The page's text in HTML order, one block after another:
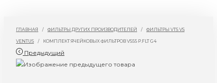
ГЛАВНАЯ / ФИЛЬТРЫ ДРУГИХ ПРОИЗВОДИТЕЛЕЙ / ФИЛЬТРЫ VTS VS
VENTUS / КОМПЛЕКТ ЯЧЕЙКОВЫХ ФИЛЬТРОВ VS55 P.FLT G4
Предыдущий